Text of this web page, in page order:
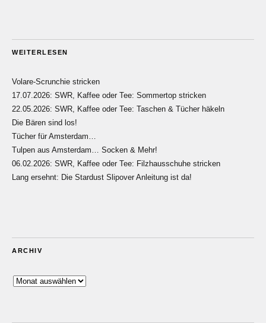
WEITERLESEN
Volare-Scrunchie stricken
17.07.2026: SWR, Kaffee oder Tee: Sommertop stricken
22.05.2026: SWR, Kaffee oder Tee: Taschen & Tücher häkeln
Die Bären sind los!
Tücher für Amsterdam…
Tulpen aus Amsterdam… Socken & Mehr!
06.02.2026: SWR, Kaffee oder Tee: Filzhausschuhe stricken
Lang ersehnt: Die Stardust Slipover Anleitung ist da!
ARCHIV
Archiv